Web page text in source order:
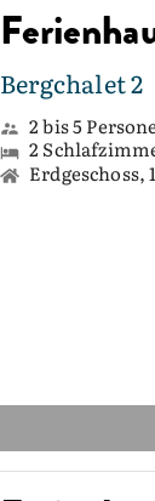
Bergchalet 2
2 bis 5
2
Erdgeschoss,